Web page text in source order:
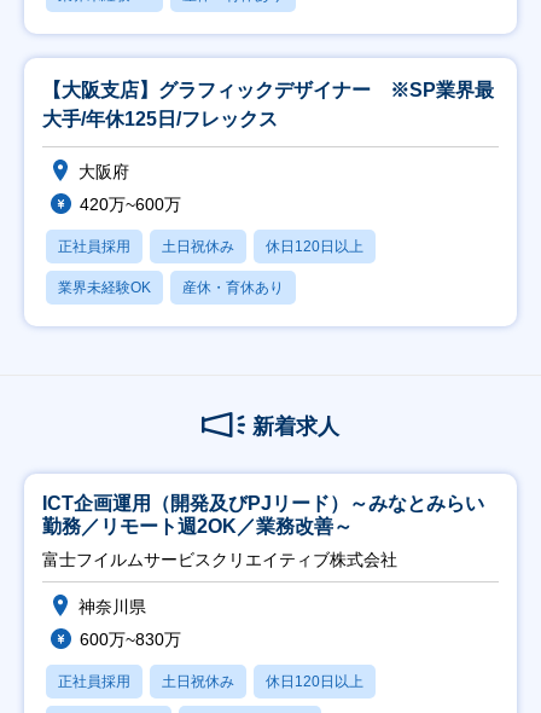
【大阪支店】グラフィックデザイナー ※SP業界最
大手/年休125日/フレックス
大阪府
420万~600万
正社員採用 土日祝休み 休日120日以上
業界未経験OK 産休・育休あり
新着求人
ICT企画運用（開発及びPJリード）～みなとみらい
勤務／リモート週2OK／業務改善～
富士フイルムサービスクリエイティブ株式会社
神奈川県
600万~830万
正社員採用 土日祝休み 休日120日以上